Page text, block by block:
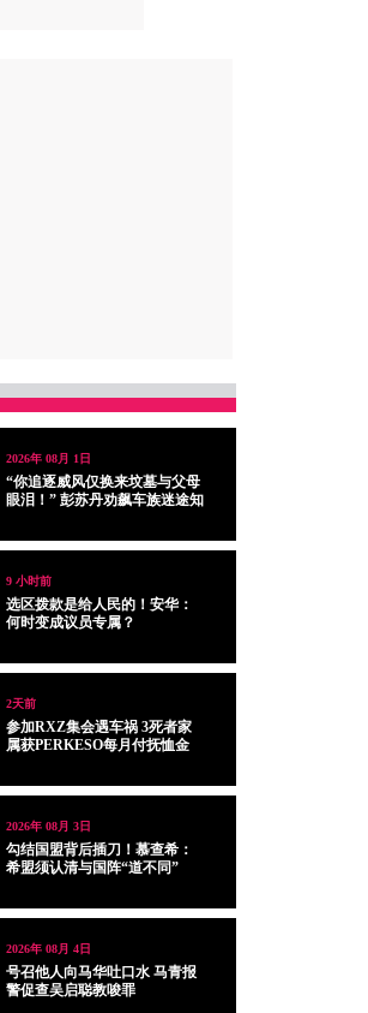
2026年 08月 1日
“你追逐威风仅换来坟墓与父母
眼泪！” 彭苏丹劝飙车族迷途知
9 小时前
选区拨款是给人民的！安华：
何时变成议员专属？
2天前
参加RXZ集会遇车祸 3死者家
属获PERKESO每月付抚恤金
2026年 08月 3日
勾结国盟背后插刀！慕查希：
希盟须认清与国阵“道不同”
2026年 08月 4日
号召他人向马华吐口水 马青报
警促查吴启聪教唆罪